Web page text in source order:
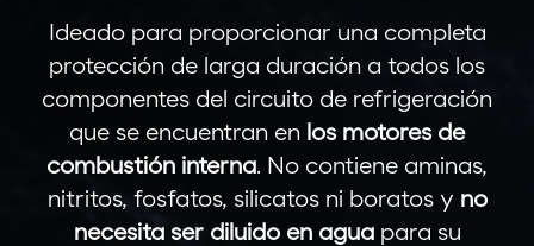
Ideado para proporcionar una completa
protección de larga duración a todos los
componentes del circuito de refrigeración
que se encuentran en los motores de
combustión interna. No contiene aminas,
nitritos, fosfatos, silicatos ni boratos y no
necesita ser diluido en aguapara su